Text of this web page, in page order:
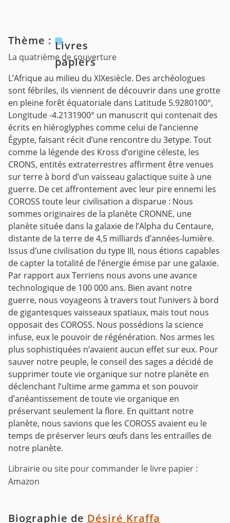
Thème : Livres
papiers
La quatrième de couverture
L’Afrique au milieu du XIXesiècle. Des archéologues
sont fébriles, ils viennent de découvrir dans une grotte
en pleine forêt équatoriale dans Latitude 5.9280100°,
Longitude -4.2131900° un manuscrit qui contenait des
écrits en hiéroglyphes comme celui de l’ancienne
Égypte, faisant récit d’une rencontre du 3etype. Tout
comme la légende des Kross d’origine céleste, les
CRONS, entités extraterrestres affirment être venues
sur terre à bord d’un vaisseau galactique suite à une
guerre. De cet affrontement avec leur pire ennemi les
COROSS toute leur civilisation a disparue : Nous
sommes originaires de la planète CRONNE, une
planète située dans la galaxie de l’Alpha du Centaure,
distante de la terre de 4,5 milliards d’années-lumière.
Issus d’une civilisation du type III, nous étions capables
de capter la totalité de l’énergie émise par une galaxie.
Par rapport aux Terriens nous avons une avance
technologique de 100 000 ans. Bien avant notre
guerre, nous voyageons à travers tout l’univers à bord
de gigantesques vaisseaux spatiaux, mais tout nous
opposait des COROSS. Nous possédions la science
infuse, eux le pouvoir de régénération. Nos armes les
plus sophistiquées n’avaient aucun effet sur eux. Pour
sauver notre peuple, le conseil des sages a décidé de
supprimer toute vie organique sur notre planète en
déclenchant l’ultime arme gamma et son pouvoir
d’anéantissement de toute vie organique en
préservant seulement la flore. En quittant notre
planète, nous savions que les COROSS avaient eu le
temps de préserver leurs œufs dans les entrailles de
notre planète.
Librairie ou site pour commander le livre papier :
Amazon
Biographie de Désiré Kraffa